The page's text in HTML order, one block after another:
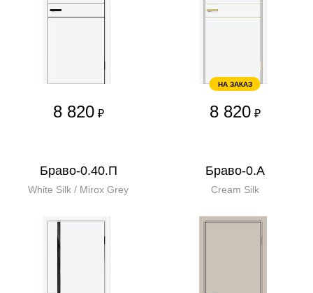
8 820 ₽
НА ЗАКАЗ
8 820 ₽
Браво-0.40.П
White Silk / Mirox Grey
Браво-0.А
Cream Silk